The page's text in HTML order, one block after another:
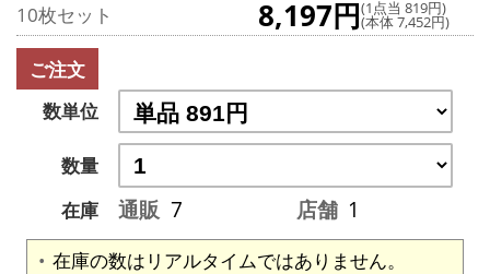
10枚セット 8,197円(1点当 819円)
(本体 7,452円)
ご注文
数単位
数量
在庫
通販 7 店舗 1
在庫の数はリアルタイムではありません。